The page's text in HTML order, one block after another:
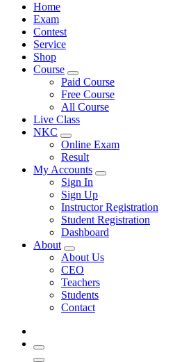
Home
Exam
Contest
Service
Shop
Course
Paid Course
Free Course
All Course
Live Class
NKC
Online Exam
Result
My Accounts
Sign In
Sign Up
Instructor Registration
Student Registration
Dashboard
About
About Us
CEO
Teachers
Students
Contact